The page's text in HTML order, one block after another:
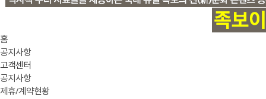
홈
공지사항
고객센터
공지사항
제휴/계약현황